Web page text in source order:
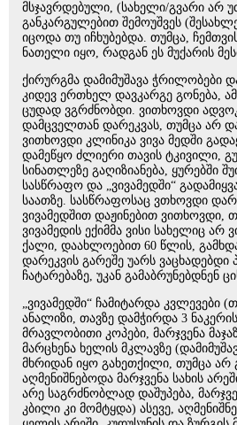
მსჯავრდებული, (სახელი/გვარი არ
განკარგულებით შემოუშვეს
იცოდა თუ იჩხუბებდა. თუმცა,
ნათელი იყო, რადგან ეს მუქარის
ქირურგმა დამიმუშავა ჭრილობები
კიდევ ერთხელ დავკარგე გონება,
ცუდად ვგრძნობდი. ვითხოვდი
დამცველთან დარეკვას, თუმცა არ
ვითხოვდი კლინიკა ვივა მედში
დამეწყო ძლიერი თავის ტკივილი,
სინათლეზე გაღიზიანება, ყურებში
სასწრაფო და „ვივამედში“
საათზე. სასწრაფოსაც ვთხოვდი
ვივამედშით დაჟინებით ვითხოვდი,
ვივამედის ექიმმა ვისი სახელიც
ქალი, დაახლოებით 60 წლის,
დარეკვის გარეშე უარს ვაცხადებდი
ჩატარებაზე, უკან გამაბრუნებდნენ
„ვივამედში“ ჩამიტარდა კვლევები
ანალიზი, თავზე დამჭირდა 3
მრავლობითი კოპები, მარჯვენა
მარცხენა ხელის მკლავზე
მხრიდან იყო გახეთქილი, თუმცა არ
აღმენიშნებოდა მარჯვენა სახის
არე საგრძნობლად დაშუპება,
კბილი კი მომტყდა) ასევე,